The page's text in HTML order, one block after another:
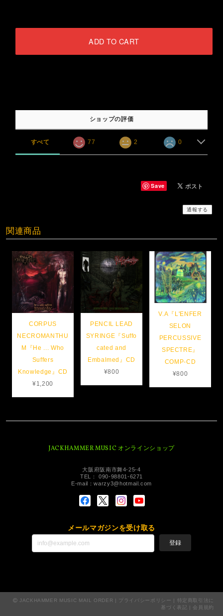
ADD TO CART
ショップの評価
すべて 77 2 0
Save
通報する
関連商品
CORPUS
NECROMANTHU
M『He .​.​. Who
Suffers
Knowledge』CD
¥1,200
PENCIL LEAD
SYRINGE『Suffo
cated and
Embalmed』CD
¥800
V.A『L'ENFER
SELON
PERCUSSIVE
SPECTRE』
COMP-CD
¥800
JACKHAMMER MUSIC オンラインショップ
大阪府阪南市舞4-25-4
TEL： 090-98801-6271
E-mail：warzy3@hotmail.com
メールマガジンを受け取る
登録
JACKHAMMER MUSIC MAIL ORDER | プライバシーポリシー | 特定商取引法に
基づく表記 |会員規約